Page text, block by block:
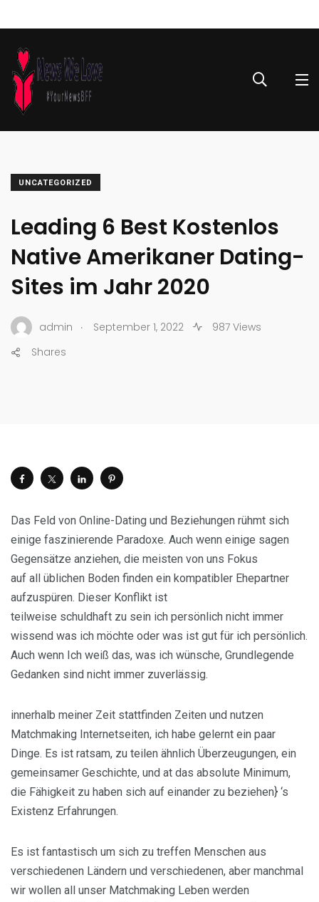
UNCATEGORIZED
Leading 6 Best Kostenlos
Native Amerikaner Dating-
Sites im Jahr 2020
admin . September 1, 2022
987 Views
Shares
Das Feld von Online-Dating und Beziehungen rühmt sich
einige faszinierende Paradoxe. Auch wenn einige sagen
Gegensätze anziehen, die meisten von uns Fokus
auf all üblichen Boden finden ein kompatibler Ehepartner
aufzuspüren. Dieser Konflikt ist
teilweise schuldhaft zu sein ich persönlich nicht immer
wissend was ich möchte oder was ist gut für ich persönlich.
Auch wenn Ich weiß das, was ich wünsche, Grundlegende
Gedanken sind nicht immer zuverlässig.
innerhalb meiner Zeit stattfinden Zeiten und nutzen
Matchmaking Internetseiten, ich habe gelernt ein paar
Dinge. Es ist ratsam, zu teilen ähnlich Überzeugungen, ein
gemeinsamer Geschichte, und at das absolute Minimum,
die Fähigkeit zu haben sich auf einander zu beziehen} ‘s
Existenz Erfahrungen.
Es ist fantastisch um sich zu treffen Menschen aus
verschiedenen Ländern und verschiedenen, aber manchmal
wir wollen all unser Matchmaking Leben werden